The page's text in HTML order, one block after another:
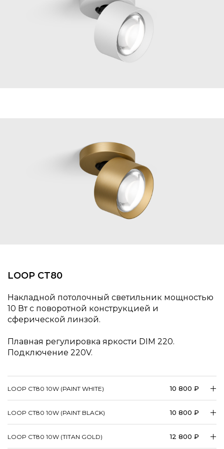
LOOP CT80
Накладной потолочный светильник мощностью
10 Вт с поворотной конструкцией и
сферической линзой.
Плавная регулировка яркости DIM 220.
Подключение 220V.
LOOP CT80 10W (PAINT WHITE) 10 800 ₽
LOOP CT80 10W (PAINT BLACK) 10 800 ₽
LOOP CT80 10W (TITAN GOLD) 12 800 ₽